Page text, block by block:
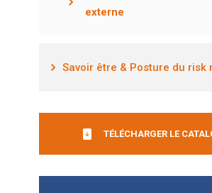
externe
Savoir être & Posture du risk
TÉLÉCHARGER LE